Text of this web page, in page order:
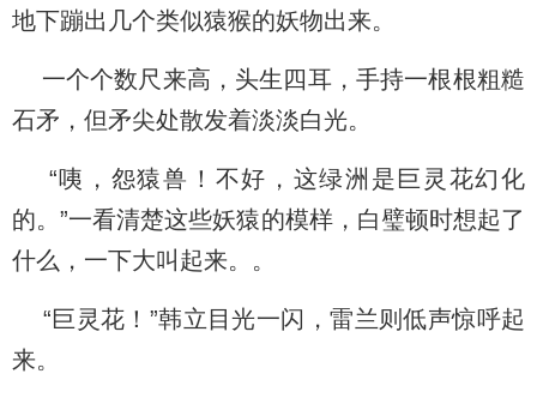
地下蹦出几个类似猿猴的妖物出来。
一个个数尺来高，头生四耳，手持一根根粗糙
石矛，但矛尖处散发着淡淡白光。
“咦，怨猿兽！不好，这绿洲是巨灵花幻化
的。”一看清楚这些妖猿的模样，白璧顿时想起了
什么，一下大叫起来。。
“巨灵花！”韩立目光一闪，雷兰则低声惊呼起
来。